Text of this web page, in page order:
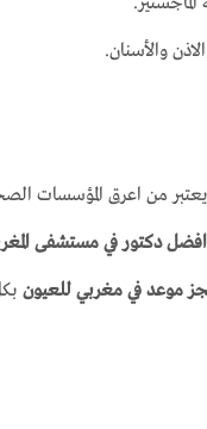
والأسنان.
اعرق المؤسسات الصحية في
افضل دكتور في مستشفى
موعد في مغربي للعيون